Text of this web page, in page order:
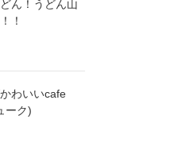
ん！うどん山
！
わいいcafe
ーク)